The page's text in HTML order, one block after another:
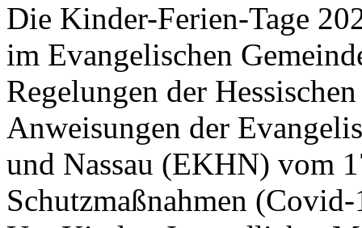
Die Kinder-Ferien-Tage
im Evangelischen
Regelungen der
Anweisungen der
und Nassau (EKHN) vom
Schutzmaßnahmen